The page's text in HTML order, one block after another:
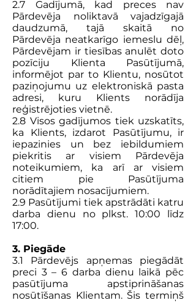
2.7 Gadījumā, kad preces nav
Pārdevēja noliktavā vajadzīgajā
daudzumā, tajā skaitā no
Pārdevēja neatkarīgo iemeslu dēļ,
Pārdevējam ir tiesības anulēt doto
pozīciju Klienta Pasūtījumā,
informējot par to Klientu, nosūtot
paziņojumu uz elektroniskā pasta
adresi, kuru Klients norādīja
reģistrējoties vietnē.
2.8 Visos gadījumos tiek uzskatīts,
ka Klients, izdarot Pasūtījumu, ir
iepazinies un bez iebildumiem
piekritis ar visiem Pārdevēja
noteikumiem, ka arī ar visiem
citiem pie Pasūtījuma
norādītajiem nosacījumiem.
2.9 Pasūtījumi tiek apstrādāti katru
darba dienu no plkst. 10:00 līdz
17:00.
3. Piegāde
3.1 Pārdevējs apņemas piegādāt
preci 3 – 6 darba dienu laikā pēc
pasūtījuma apstiprināšanas
nosūtīšanas Klientam. Šis termiņš